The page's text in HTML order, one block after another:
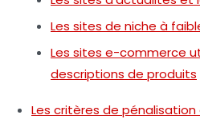
Les sites de niche à
Les sites e-commerce
descriptions de produits
Les critères de pénalisation